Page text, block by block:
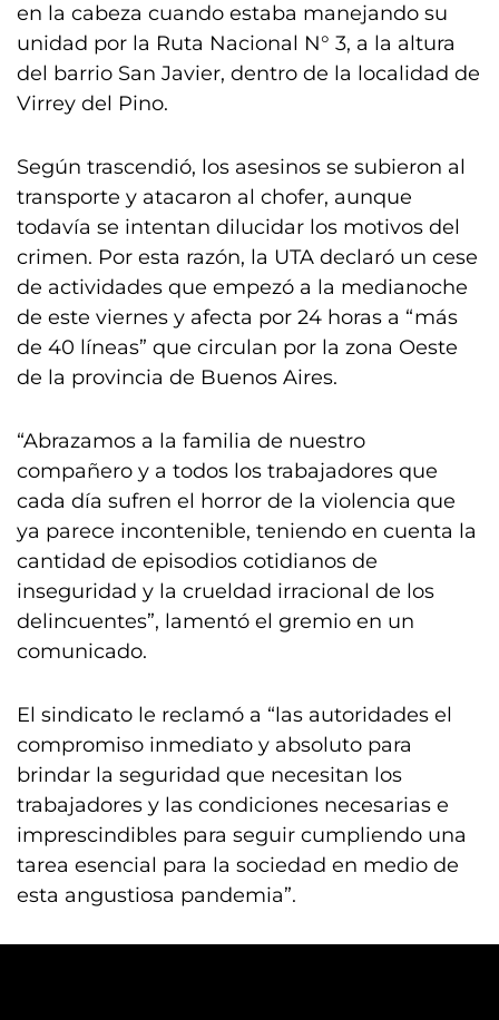
en la cabeza cuando estaba manejando su
unidad por la Ruta Nacional N° 3, a la altura
del barrio San Javier, dentro de la localidad de
Virrey del Pino.
Según trascendió, los asesinos se subieron al
transporte y atacaron al chofer, aunque
todavía se intentan dilucidar los motivos del
crimen. Por esta razón, la UTA declaró un cese
de actividades que empezó a la medianoche
de este viernes y afecta por 24 horas a “más
de 40 líneas” que circulan por la zona Oeste
de la provincia de Buenos Aires.
“Abrazamos a la familia de nuestro
compañero y a todos los trabajadores que
cada día sufren el horror de la violencia que
ya parece incontenible, teniendo en cuenta la
cantidad de episodios cotidianos de
inseguridad y la crueldad irracional de los
delincuentes”, lamentó el gremio en un
comunicado.
El sindicato le reclamó a “las autoridades el
compromiso inmediato y absoluto para
brindar la seguridad que necesitan los
trabajadores y las condiciones necesarias e
imprescindibles para seguir cumpliendo una
tarea esencial para la sociedad en medio de
esta angustiosa pandemia”.